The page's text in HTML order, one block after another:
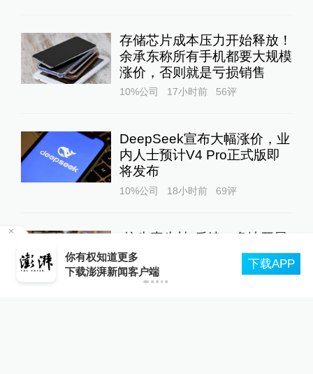
存储芯片成本压力开始释放！
余承东称所有手机都要大规模
涨价，否则就是亏损销售
10%公司 17小时前 56评
DeepSeek宣布大幅涨价，业
内人士预计V4 Pro正式版即
将发布
10%公司 18小时前 69评
“抗生素牛蛙”后续：多地开展
牛蛙食品安全检查或专项行动
澎湃质量观 122评
你有权知道更多
下载澎湃新闻客户端
下载APP